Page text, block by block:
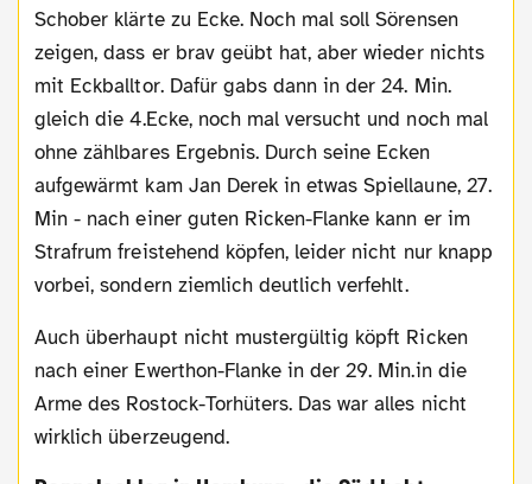
Schober klärte zu Ecke. Noch mal soll Sörensen
zeigen, dass er brav geübt hat, aber wieder nichts
mit Eckballtor. Dafür gabs dann in der 24. Min.
gleich die 4.Ecke, noch mal versucht und noch mal
ohne zählbares Ergebnis. Durch seine Ecken
aufgewärmt kam Jan Derek in etwas Spiellaune, 27.
Min - nach einer guten Ricken-Flanke kann er im
Strafrum freistehend köpfen, leider nicht nur knapp
vorbei, sondern ziemlich deutlich verfehlt.
Auch überhaupt nicht mustergültig köpft Ricken
nach einer Ewerthon-Flanke in der 29. Min.in die
Arme des Rostock-Torhüters. Das war alles nicht
wirklich überzeugend.